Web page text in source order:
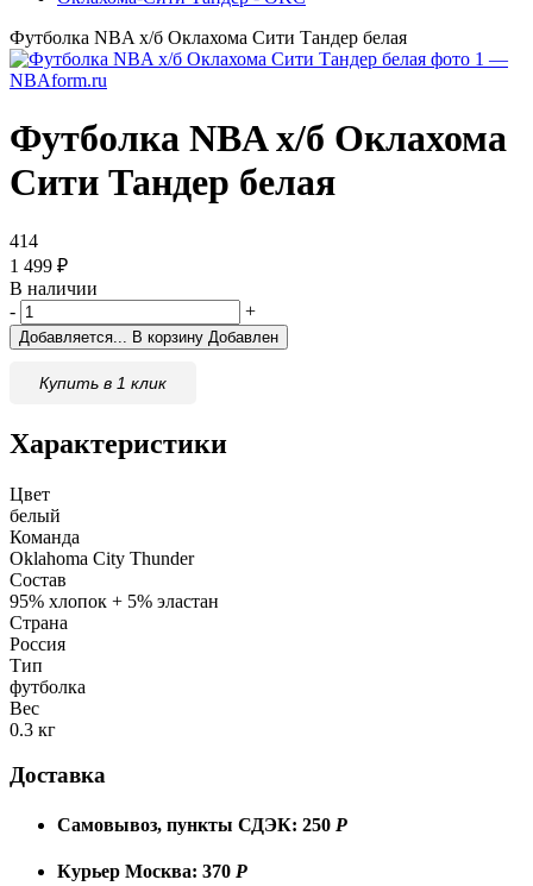
Футболка NBA х/б Оклахома Сити Тандер белая
Футболка NBA х/б Оклахома
Сити Тандер белая
414
1 499 ₽
В наличии
-
+
Добавляется... В корзину Добавлен
Купить в 1 клик
Характеристики
Цвет
белый
Команда
Oklahoma City Thunder
Состав
95% xлопок + 5% эластан
Страна
Россия
Тип
футболка
Вес
0.3 кг
Доставка
Самовывоз, пункты СДЭК: 250 Р
Курьер Москва: 370 Р